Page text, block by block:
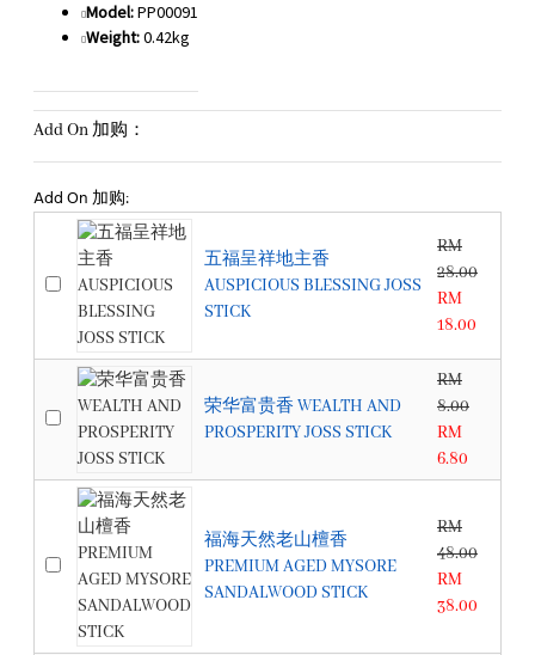
Model:PP00091
Weight:0.42kg
Add On 加购：
Add On 加购:
五福呈祥地主香
AUSPICIOUS BLESSING JOSS
STICK
RM
28.00
RM
18.00
荣华富贵香 WEALTH AND
PROSPERITY JOSS STICK
RM
8.00
RM
6.80
福海天然老山檀香
PREMIUM AGED MYSORE
SANDALWOOD STICK
RM
48.00
RM
38.00